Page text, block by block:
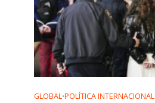
GLOBAL•POLÍTICA INTERNACIONAL